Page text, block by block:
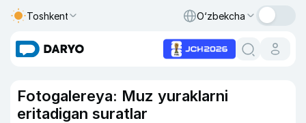
Toshkent O‘zbekcha
Fotogalereya: Muz yuraklarni
eritadigan suratlar